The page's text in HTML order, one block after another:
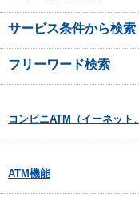
サービス条件から検索
フリーワード検索
コンビニATM（イーネット
ATM機能